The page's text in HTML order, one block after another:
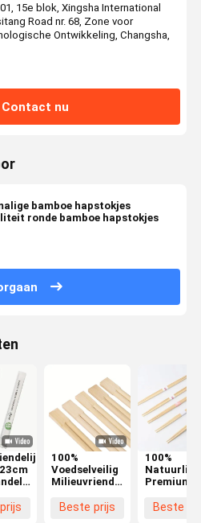
15e blok, Xingsha International
Road nr. 68, Zone voor
Ontwikkeling, Changsha,
Contact nu
bamboe hapstokjes
ronde bamboe hapstokjes
100%
Voedselveilig
Milieuvriendelijke
Eetstokjes
Beste prijs
100%
Premium
Beste